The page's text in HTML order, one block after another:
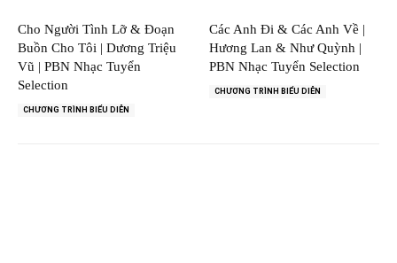
Cho Người Tình Lỡ & Đoạn
Buồn Cho Tôi | Dương Triệu
Vũ | PBN Nhạc Tuyển
Selection
CHƯƠNG TRÌNH BIỂU DIỄN
Các Anh Đi & Các Anh Về |
Hương Lan & Như Quỳnh |
PBN Nhạc Tuyển Selection
CHƯƠNG TRÌNH BIỂU DIỄN